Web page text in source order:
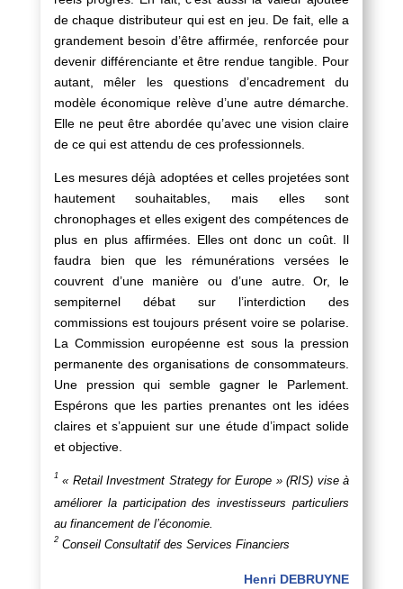
de chaque distributeur qui est en jeu. De fait, elle a
grandement besoin d’être affirmée, renforcée pour
devenir différenciante et être rendue tangible. Pour
autant, mêler les questions d’encadrement du
modèle économique relève d’une autre démarche.
Elle ne peut être abordée qu’avec une vision claire
de ce qui est attendu de ces professionnels.
Les mesures déjà adoptées et celles projetées sont
hautement souhaitables, mais elles sont
chronophages et elles exigent des compétences de
plus en plus affirmées. Elles ont donc un coût. Il
faudra bien que les rémunérations versées le
couvrent d’une manière ou d’une autre. Or, le
sempiternel débat sur l’interdiction des
commissions est toujours présent voire se polarise.
La Commission européenne est sous la pression
permanente des organisations de consommateurs.
Une pression qui semble gagner le Parlement.
Espérons que les parties prenantes ont les idées
claires et s’appuient sur une étude d’impact solide
et objective.
1« Retail Investment Strategy for Europe » (RIS) vise à
améliorer la participation des investisseurs particuliers
au financement de l’économie.
2 Conseil Consultatif des Services Financiers
Henri DEBRUYNE